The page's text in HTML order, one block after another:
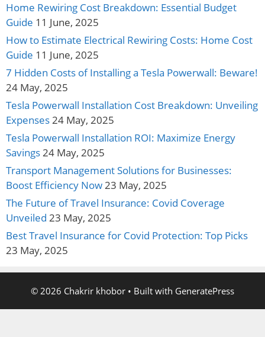
Home Rewiring Cost Breakdown: Essential Budget
Guide 11 June, 2025
How to Estimate Electrical Rewiring Costs: Home Cost
Guide 11 June, 2025
7 Hidden Costs of Installing a Tesla Powerwall: Beware!
24 May, 2025
Tesla Powerwall Installation Cost Breakdown: Unveiling
Expenses24 May, 2025
Tesla Powerwall Installation ROI: Maximize Energy
Savings24 May, 2025
Transport Management Solutions for Businesses:
Boost Efficiency Now23 May, 2025
The Future of Travel Insurance: Covid Coverage
Unveiled 23 May, 2025
Best Travel Insurance for Covid Protection: Top Picks
23 May, 2025
© 2026 Chakrir khobor • Built with GeneratePress